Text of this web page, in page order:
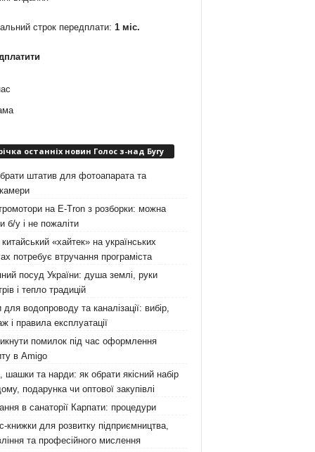
строк передплати: 1 міс.
останніх новин Голос з-над Бугу
штатив для фотоапарата та
на E-Tron з розборки: можна
б/у і не пожаліти
«хайтек» на українських
потребує втручання програміста
посуд України: душа землі, руки
і тепло традицій
для водопроводу та каналізації: вибір,
і правила експлуатації
помилок під час оформлення
в Amigo
та нарди: як обрати якісний набір
подарунка чи оптової закупівлі
в санаторії Карпати: процедури
книжки для розвитку підприємництва,
та професійного мислення